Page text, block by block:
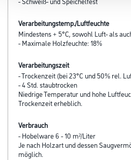
Verarbeitungstemp./Luftfeuchte
Mindestens + 5°C, sowohl Luft- als
- Maximale Holzfeuchte: 18%
Verarbeitungszeit
- Trockenzeit (bei 23°C und 50% rel.
- 4 Std. staubtrocken
Niedrige Temperatur und hohe
Trockenzeit erheblich.
Verbrauch
- Hobelware 6 - 10 m²/Liter
Je nach Holzart und dessen
möglich.